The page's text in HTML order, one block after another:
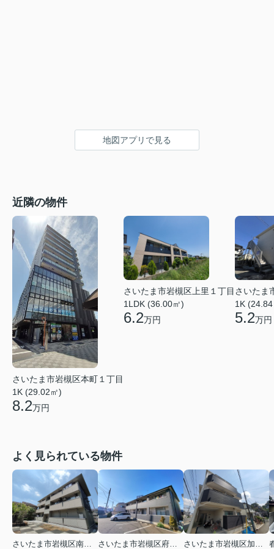
地図アプリで見る
近隣の物件
さいたま市岩槻区本町１丁目
1K (29.02㎡)
8.2万円
さいたま市岩槻区上里１丁目
1LDK (36.00㎡)
6.2万円
さいたま
1K
5.2万円
よく見られている物件